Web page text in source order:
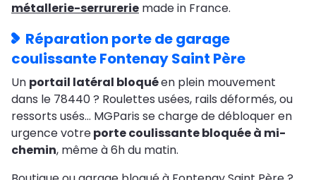
métallerie-serrurerie made in France.
Réparation porte de garage
coulissante Fontenay Saint Père
Un portail latéral bloquéen plein mouvement
dans le 78440 ? Roulettes usées, rails déformés, ou
ressorts usés… MGParis se charge de débloquer en
urgence votreporte coulissante bloquée à mi-
chemin, même à 6h du matin.